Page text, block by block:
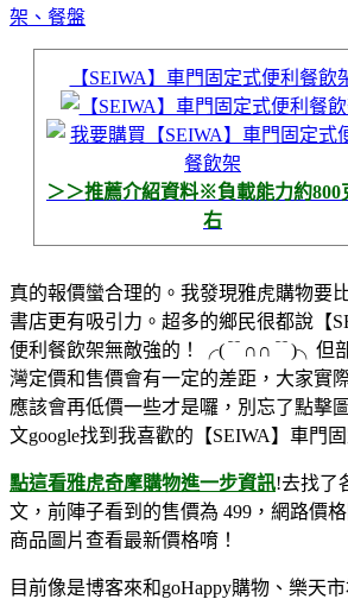
架、餐盤
【SEIWA】車門固定式便利餐飲
＞＞推薦介紹資料※負載能力約800
右
真的報價蠻合理的。我發現雅虎購物要
書店更有吸引力。超多的鄉民很都說【
便利餐飲架無敵強的！
╭(﹊∩∩﹊)╮ 但
灣定價和售價會有一定的差距，大家實
應該會再低價一些才是囉，別忘了點擊
文google找到我喜歡的【SEIWA】車門
點這看雅虎奇摩購物進一步資訊!去找了
文，前陣子看到的售價為 499，網路價
商品圖片查看最新價格唷！
目前像是博客來和goHappy購物、樂天